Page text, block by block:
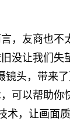
，友商也不
旧没让我们失
镜头，带来
可以帮助你
术，让画面